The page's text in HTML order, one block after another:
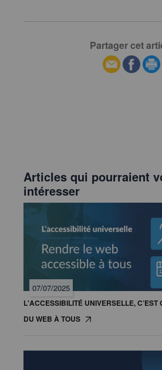
Partager cet
Articles qui pourraient
intéresser
07/07/2025
L'ACCESSIBILITÉ UNIVERSELLE, C’EST
DU WEB À TOUS